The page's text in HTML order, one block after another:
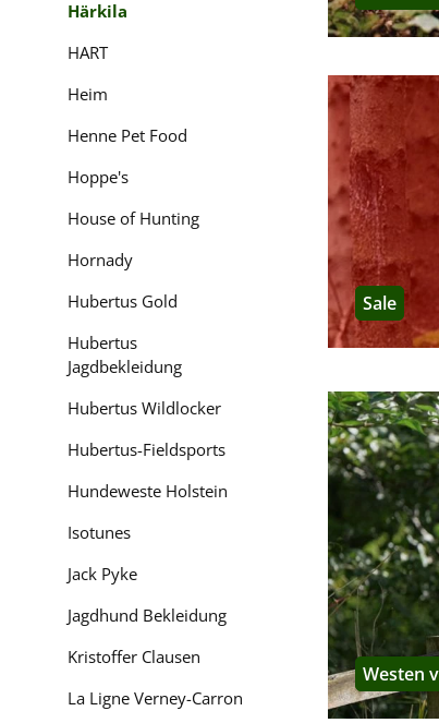
Härkila
HART
Heim
Henne Pet Food
Hoppe's
House of Hunting
Hornady
Hubertus Gold
Hubertus
Jagdbekleidung
Hubertus Wildlocker
Hubertus-Fieldsports
Hundeweste Holstein
Isotunes
Jack Pyke
Jagdhund Bekleidung
Kristoffer Clausen
La Ligne Verney-Carron
und ein
Härkila
DieWildboar
hohe
Drückjagden.
Härkila
Für die Pirsch
hohen
Lohnt sich
Klar ist:
und
- vielfältige
ebenfalls zu
Wie fällt
Die
benötigen,
Wo
Sale
Westen